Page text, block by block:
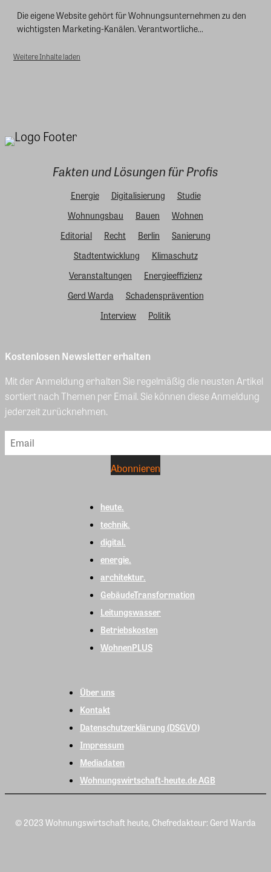
Die eigene Website gehört für Wohnungsunternehmen zu den
wichtigsten Marketing-Kanälen. Verantwortliche...
Weitere Inhalte laden
Fakten und Lösungen für Profis
Energie Digitalisierung
Studie
Wohnungsbau
Bauen
Wohnen
Editorial
Recht Berlin
Sanierung
Stadtentwicklung
Klimaschutz
Veranstaltungen
Energieeffizienz
Gerd Warda
Schadensprävention
Interview
Politik
Kostenlosen Newsletter erhalten
Mit der Anmeldung erhalten Sie regelmäßig die neusten Artikel
sortiert nach Themen per Email. Sie können diese Anmeldung
jederzeit zurücknehmen.
heute.
technik.
digital.
energie.
architektur.
GebäudeTransformation
Leitungswasser
Betriebskosten
WohnenPLUS
Über uns
Kontakt
Datenschutzerklärung (DSGVO)
Impressum
Mediadaten
Wohnungswirtschaft-heute.de AGB
© 2023 Wohnungswirtschaft heute, Chefredakteur: Gerd Warda